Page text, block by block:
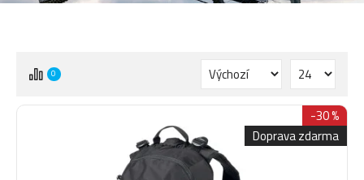
0
Doprava zdarma
-30 %